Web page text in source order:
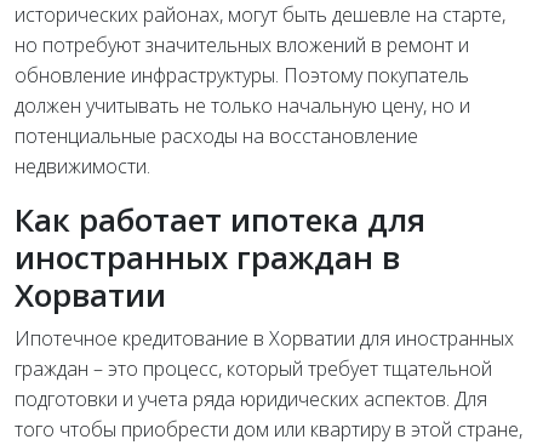
исторических районах, могут быть дешевле на старте,
но потребуют значительных вложений в ремонт и
обновление инфраструктуры. Поэтому покупатель
должен учитывать не только начальную цену, но и
потенциальные расходы на восстановление
недвижимости.
Как работает ипотека для
иностранных граждан в
Хорватии
Ипотечное кредитование в Хорватии для иностранных
граждан – это процесс, который требует тщательной
подготовки и учета ряда юридических аспектов. Для
того чтобы приобрести дом или квартиру в этой стране,